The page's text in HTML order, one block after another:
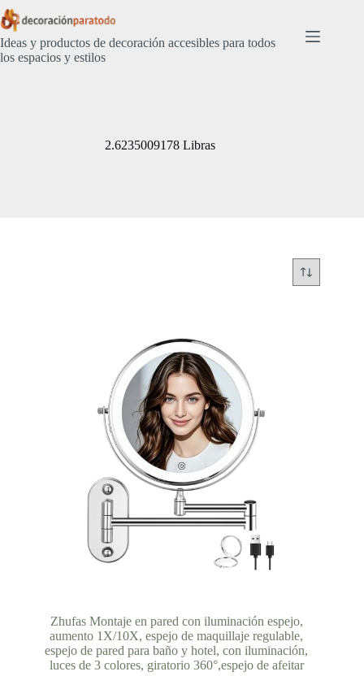
Saltar
al
contenido
Ideas y productos de decoración accesibles para todos
los espacios y estilos
2.6235009178 Libras
Zhufas Montaje en pared con iluminación espejo,
aumento 1X/10X, espejo de maquillaje regulable,
espejo de pared para baño y hotel, con iluminación,
luces de 3 colores, giratorio 360°,espejo de afeitar